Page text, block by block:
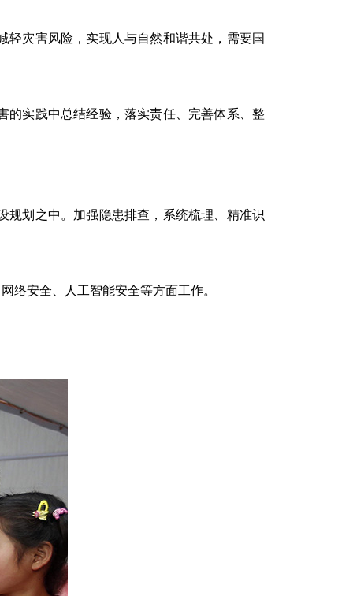
灾害风险，实现人与自然和谐共处，需要国
实践中总结经验，落实责任、完善体系、整
划之中。加强隐患排查，系统梳理、精准识
安全、人工智能安全等方面工作。